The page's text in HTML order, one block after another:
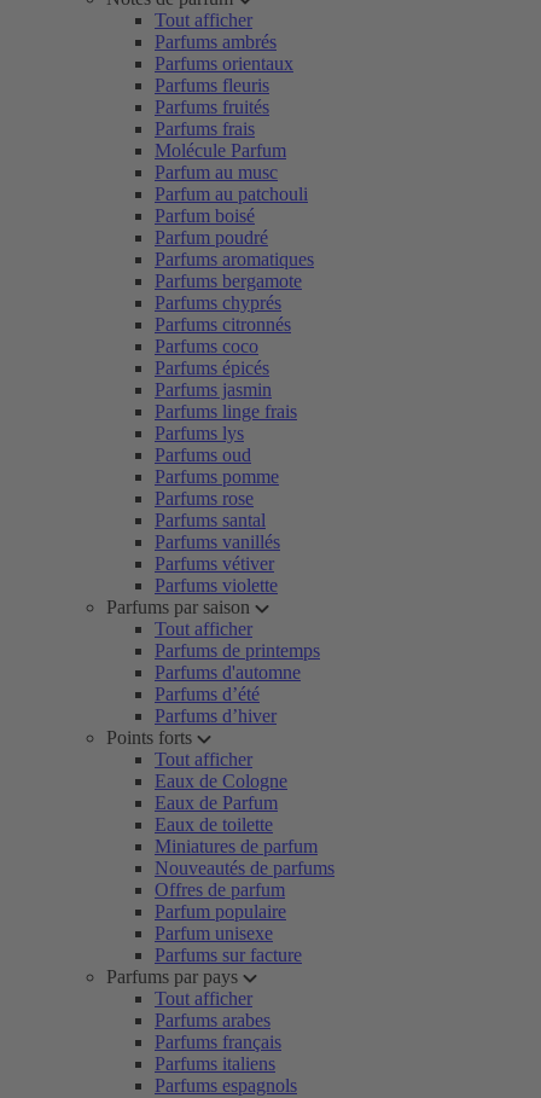
Tout afficher
Parfums ambrés
Parfums orientaux
Parfums fleuris
Parfums fruités
Parfums frais
Molécule Parfum
Parfum au musc
Parfum au patchouli
Parfum boisé
Parfum poudré
Parfums aromatiques
Parfums bergamote
Parfums chyprés
Parfums citronnés
Parfums coco
Parfums épicés
Parfums jasmin
Parfums linge frais
Parfums lys
Parfums oud
Parfums pomme
Parfums rose
Parfums santal
Parfums vanillés
Parfums vétiver
Parfums violette
Parfums par saison
Tout afficher
Parfums de printemps
Parfums d'automne
Parfums d’été
Parfums d’hiver
Points forts
Tout afficher
Eaux de Cologne
Eaux de Parfum
Eaux de toilette
Miniatures de parfum
Nouveautés de parfums
Offres de parfum
Parfum populaire
Parfum unisexe
Parfums sur facture
Parfums par pays
Tout afficher
Parfums arabes
Parfums français
Parfums italiens
Parfums espagnols